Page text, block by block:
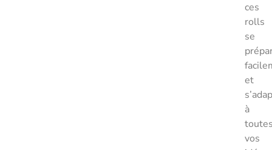
ces
rolls
se
et
à
vos